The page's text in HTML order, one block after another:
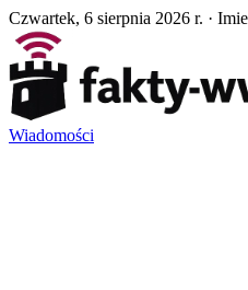
Czwartek, 6 sierpnia 2026 r. ·
Wiadomości